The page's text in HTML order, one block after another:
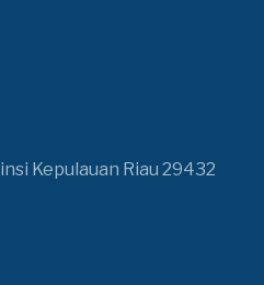
Kepulauan Riau 29432